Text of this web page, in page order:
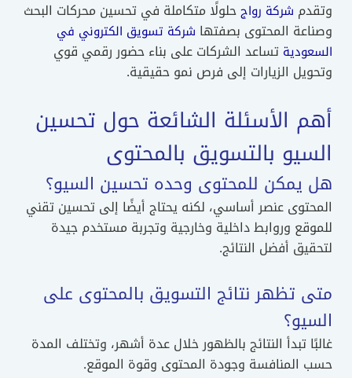
وتقدم شركة رواجحلولًا متكاملة في تحسين محركات البحث
وصناعة المحتوى بصفتها شركة تسويق الكتروني في
السعودية تساعد الشركات على بناء حضور رقمي قوي
وتحويل الزيارات إلى فرص نمو حقيقية.
أهم الأسئلة الشائعة حول تحسين
السيو بالتسويق بالمحتوى
هل يمكن للمحتوى وحده تحسين السيو؟
المحتوى عنصر أساسي، لكنه يحتاج أيضًا إلى تحسين تقني
للموقع وروابط داخلية وخارجية وتجربة مستخدم جيدة
لتحقيق أفضل النتائج.
متى تظهر نتائج التسويق بالمحتوى على
السيو؟
غالبًا تبدأ النتائج بالظهور خلال عدة أشهر، وتختلف المدة
حسب المنافسة وجودة المحتوى وقوة الموقع.